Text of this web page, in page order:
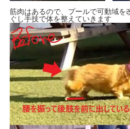
筋肉はあるので、プールで可動域を
ぐし手技で体を整えていきます